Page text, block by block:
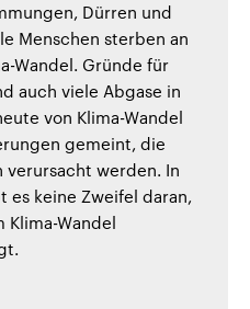
Dürren und
Menschen sterben an
Wandel. Gründe für
auch viele Abgase in
von Klima-Wandel
gemeint, die
werden. In
es keine Zweifel daran,
Klima-Wandel